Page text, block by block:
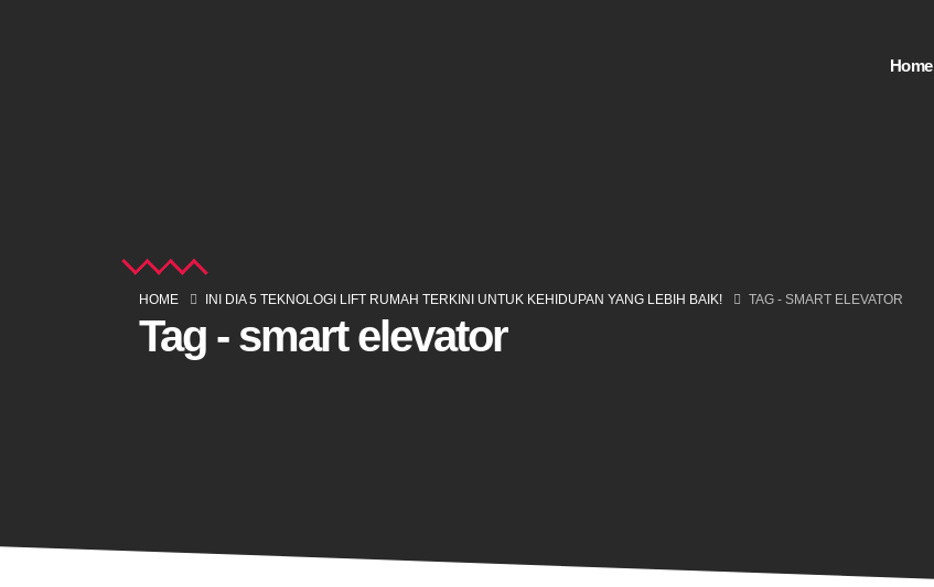
Home
HOME INI DIA 5 TEKNOLOGI LIFT RUMAH TERKINI UNTUK KEHIDUPAN YANG LEBIH BAIK! TAG - SMART ELEVATOR
Tag - smart elevator